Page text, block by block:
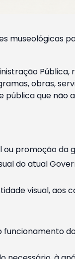
museológicas
Pública,
obras,
pública que não
promoção da
do atual
visual, aos